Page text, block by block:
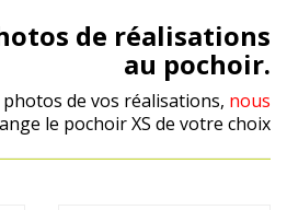
de réalisations
au pochoir.
de vos réalisations, nous
le pochoir XS de votre choix